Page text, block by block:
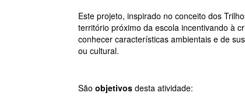
Este projeto, inspirado no conceito dos
território próximo da escola incentivando à
conhecer características ambientais e de
ou cultural.
Sãoobjetivos desta atividade: